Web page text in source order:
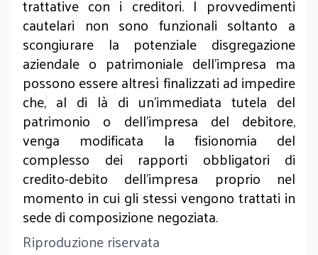
trattative con i creditori. I provvedimenti
cautelari non sono funzionali soltanto a
scongiurare la potenziale disgregazione
aziendale o patrimoniale dell'impresa ma
possono essere altresì finalizzati ad impedire
che, al di là di un’immediata tutela del
patrimonio o dell’impresa del debitore,
venga modificata la fisionomia del
complesso dei rapporti obbligatori di
credito-debito dell’impresa proprio nel
momento in cui gli stessi vengono trattati in
sede di composizione negoziata.
Riproduzione riservata